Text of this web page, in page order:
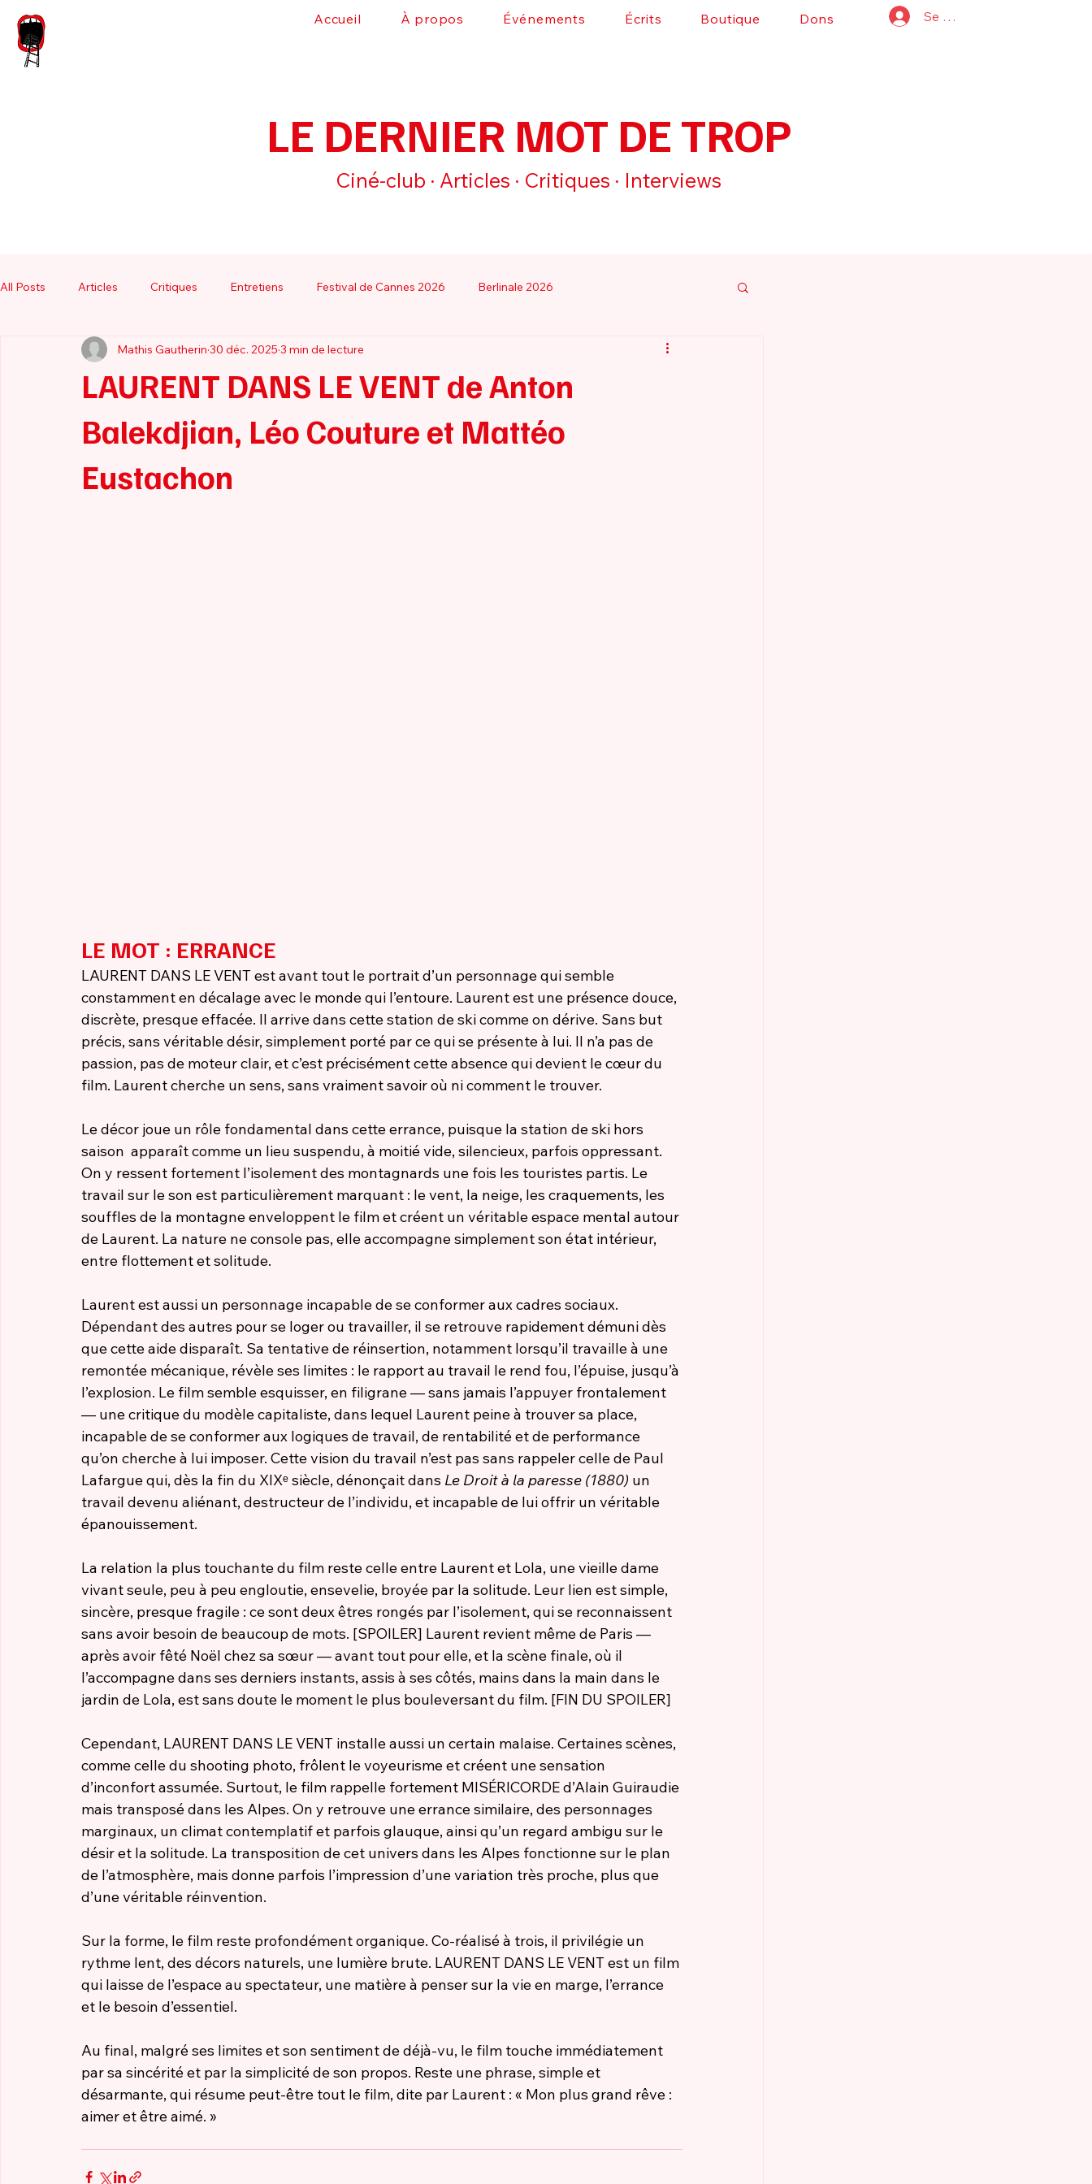
Accueil À propos Événements Écrits Boutique Dons Se connecter
LE DERNIER MOT DE TROP
Ciné-club · Articles · Critiques · Interviews
All Posts Articles Critiques Entretiens Festival de Cannes 2026 Berlinale 2026
LAURENT DANS LE VENT de Anton
Balekdjian, Léo Couture et Mattéo
Eustachon
Mathis Gautherin 30 déc. 2025 3 min de lecture
LE MOT : ERRANCE
LAURENT DANS LE VENT est avant tout le portrait d’un personnage qui semble
constamment en décalage avec le monde qui l’entoure. Laurent est une présence douce,
discrète, presque effacée. Il arrive dans cette station de ski comme on dérive. Sans but
précis, sans véritable désir, simplement porté par ce qui se présente à lui. Il n’a pas de
passion, pas de moteur clair, et c’est précisément cette absence qui devient le cœur du
film. Laurent cherche un sens, sans vraiment savoir où ni comment le trouver.
Le décor joue un rôle fondamental dans cette errance, puisque la station de ski hors
saison  apparaît comme un lieu suspendu, à moitié vide, silencieux, parfois oppressant.
On y ressent fortement l’isolement des montagnards une fois les touristes partis. Le
travail sur le son est particulièrement marquant : le vent, la neige, les craquements, les
souffles de la montagne enveloppent le film et créent un véritable espace mental autour
de Laurent. La nature ne console pas, elle accompagne simplement son état intérieur,
entre flottement et solitude.
Laurent est aussi un personnage incapable de se conformer aux cadres sociaux.
Dépendant des autres pour se loger ou travailler, il se retrouve rapidement démuni dès
que cette aide disparaît. Sa tentative de réinsertion, notamment lorsqu’il travaille à une
remontée mécanique, révèle ses limites : le rapport au travail le rend fou, l’épuise, jusqu’à
l’explosion. Le film semble esquisser, en filigrane — sans jamais l’appuyer frontalement
— une critique du modèle capitaliste, dans lequel Laurent peine à trouver sa place,
incapable de se conformer aux logiques de travail, de rentabilité et de performance
qu’on cherche à lui imposer. Cette vision du travail n’est pas sans rappeler celle de Paul
Lafargue qui, dès la fin du XIXᵉ siècle, dénonçait dans Le Droit à la paresse (1880) un
travail devenu aliénant, destructeur de l’individu, et incapable de lui offrir un véritable
épanouissement.
La relation la plus touchante du film reste celle entre Laurent et Lola, une vieille dame
vivant seule, peu à peu engloutie, ensevelie, broyée par la solitude. Leur lien est simple,
sincère, presque fragile : ce sont deux êtres rongés par l’isolement, qui se reconnaissent
sans avoir besoin de beaucoup de mots. [SPOILER] Laurent revient même de Paris —
après avoir fêté Noël chez sa sœur — avant tout pour elle, et la scène finale, où il
l’accompagne dans ses derniers instants, assis à ses côtés, mains dans la main dans le
jardin de Lola, est sans doute le moment le plus bouleversant du film. [FIN DU SPOILER]
Cependant, LAURENT DANS LE VENT installe aussi un certain malaise. Certaines scènes,
comme celle du shooting photo, frôlent le voyeurisme et créent une sensation
d’inconfort assumée. Surtout, le film rappelle fortement MISÉRICORDE d’Alain Guiraudie
mais transposé dans les Alpes. On y retrouve une errance similaire, des personnages
marginaux, un climat contemplatif et parfois glauque, ainsi qu’un regard ambigu sur le
désir et la solitude. La transposition de cet univers dans les Alpes fonctionne sur le plan
de l’atmosphère, mais donne parfois l’impression d’une variation très proche, plus que
d’une véritable réinvention.
Sur la forme, le film reste profondément organique. Co-réalisé à trois, il privilégie un
rythme lent, des décors naturels, une lumière brute. LAURENT DANS LE VENT est un film
qui laisse de l’espace au spectateur, une matière à penser sur la vie en marge, l’errance
et le besoin d’essentiel.
Au final, malgré ses limites et son sentiment de déjà-vu, le film touche immédiatement
par sa sincérité et par la simplicité de son propos. Reste une phrase, simple et
désarmante, qui résume peut-être tout le film, dite par Laurent : « Mon plus grand rêve :
aimer et être aimé. »